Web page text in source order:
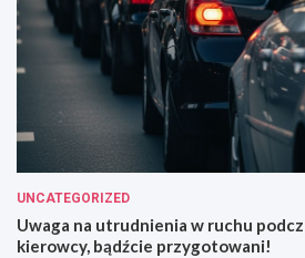
UNCATEGORIZED
Uwaga na utrudnienia w ruchu
kierowcy, bądźcie przygotowani!